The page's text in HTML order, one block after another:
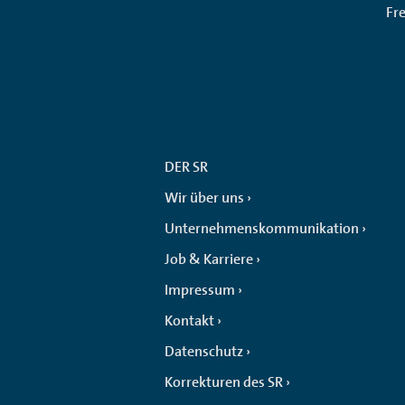
DER SR
Wir über uns
Unternehmenskommunikation
Job & Karriere
Impressum
Kontakt
Datenschutz
Korrekturen des SR